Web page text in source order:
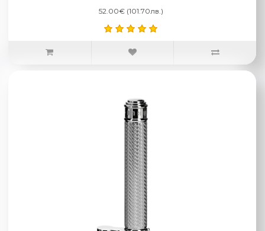
52.00€ (101.70лв.)